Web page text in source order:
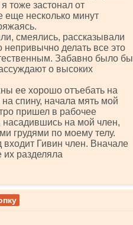
тоже застонал от
еще несколько минут
смеялись, рассказывали
делать все это
Забавно было бы
о высоких
ее хорошо отъебать на
спину, начала мять мой
пришел в рабочее
насадившись на мой член,
грудями по моему телу.
входит Гивин член. Вначале
их разделяла